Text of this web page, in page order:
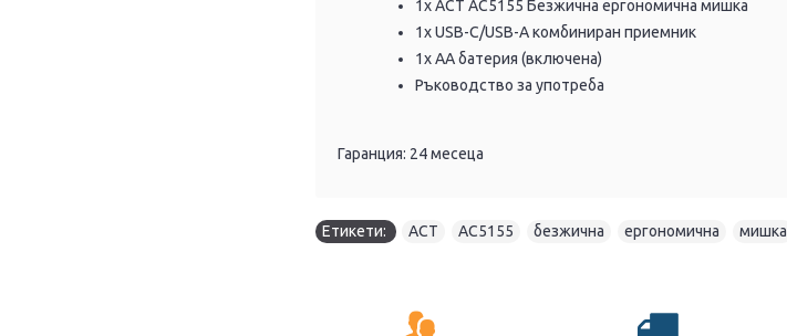
1x ACT AC5155 Безжична ергономична мишка
1x USB-C/USB-A комбиниран приемник
1x AA батерия (включена)
Ръководство за употреба
Гаранция: 24 месеца
Етикети: ACT AC5155 безжична ергономична мишка